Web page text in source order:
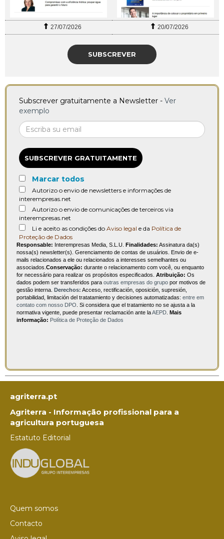
27/07/2026 20/07/2026
SUBSCREVER
Subscrever gratuitamente a Newsletter - Ver
exemplo
SUBSCREVER GRATUITAMENTE
Marcar todos
Autorizo o envio de newsletters e informações de
interempresas.net
Autorizo o envio de comunicações de terceiros via
interempresas.net
Li e aceito as condições do Aviso legal e da Política de
Proteção de Dados
Responsable: Interempresas Media, S.L.U. Finalidades: Assinatura da(s)
nossa(s) newsletter(s). Gerenciamento de contas de usuários. Envio de e-
mails relacionados a ele ou relacionados a interesses semelhantes ou
associados. Conservação: durante o relacionamento com você, ou enquanto
for necessário para realizar os propósitos especificados. Atribuição: Os
dados podem ser transferidos para outras empresas do grupo por motivos de
gestão interna. Derechos: Acceso, rectificación, oposición, supresión,
portabilidad, limitación del tratatamiento y decisiones automatizadas: entre em
contato com nosso DPO . Si considera que el tratamiento no se ajusta a la
normativa vigente, puede presentar reclamación ante laAEPD Mais
informação: Política de Proteção de Dados
agriterra.pt
Agriterra - Informação profissional para a
agricultura portuguesa
Estatuto Editorial
Quem somos
Contacto